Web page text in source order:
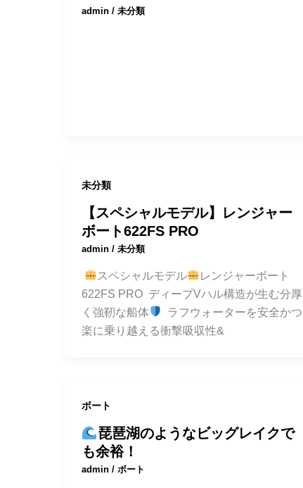
admin / 未分類
未分類
【スペシャルモデル】レンジャー
ボート622FS PRO
admin / 未分類
スペシャルモデル
レンジャーボート
622FS PRO ディープVハル構造が生む分厚
く強靭な船体
ラフウォーターを安全かつ
楽に乗り越える衝撃吸収性&
ボート
琵琶湖のようなビッグレイクで
も余裕！
admin / ボート